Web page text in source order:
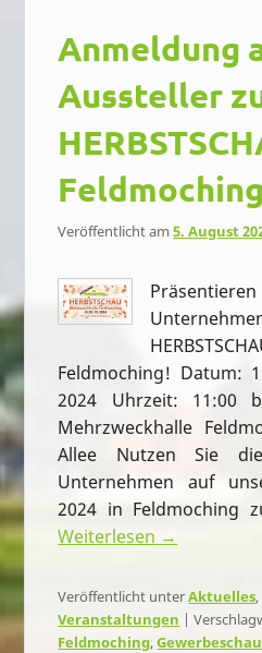
Anmeldung
Aussteller
Feldmoching
Veröffentlicht am5. August
Feldmoching! Datum:
2024 Uhrzeit: 11:00
Mehrzweckhalle
Allee Nutzen Sie
Unternehmen auf
2024 in Feldmoching
Weiterlesen →
Veröffentlicht unterAktuelles,
Veranstaltungen |
Feldmoching,Gewerbeschau